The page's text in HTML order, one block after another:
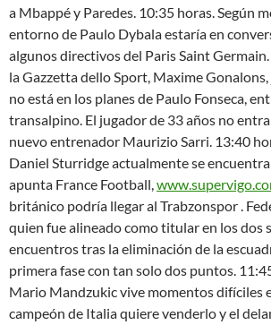
a Mbappé y Paredes. 10:35 horas. Según
entorno de Paulo Dybala estaría en
algunos directivos del Paris Saint
la Gazzetta dello Sport, Maxime
no está en los planes de Paulo Fonseca,
transalpino. El jugador de 33 años no
nuevo entrenador Maurizio Sarri. 13:40
Daniel Sturridge actualmente se
apunta France Football,
británico podría llegar al Trabzonspor .
quien fue alineado como titular en los dos
encuentros tras la eliminación de la
primera fase con tan solo dos puntos.
Mario Mandzukic vive momentos difíciles
campeón de Italia quiere venderlo y el